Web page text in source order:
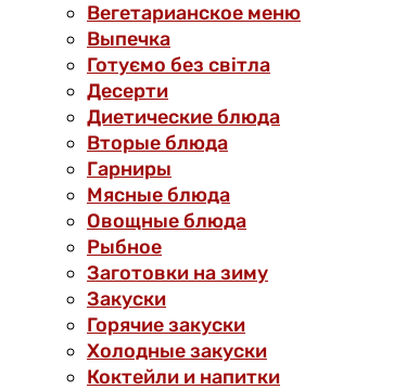
Вегетарианское меню
Выпечка
Готуємо без світла
Десерти
Диетические блюда
Вторые блюда
Гарниры
Мясные блюда
Овощные блюда
Рыбное
Заготовки на зиму
Закуски
Горячие закуски
Холодные закуски
Коктейли и напитки